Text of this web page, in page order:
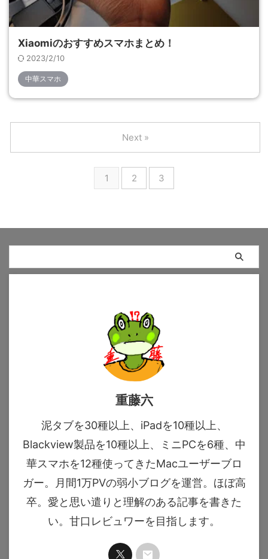
Xiaomiのおすすめスマホまとめ！
2023/2/10
中華スマホ
1 2 3
Next »
重藤六
泥タブを30種以上、iPadを10種以上、
Blackview製品を10種以上、ミニPCを6種、中
華スマホを12種使ってきたMacユーザーブロ
ガー。月間1万PVの弱小ブログを運営。ほぼ高
卒。愛と思い遣りと理解のある記事を書きた
い。甘口レビュワーを目指します。